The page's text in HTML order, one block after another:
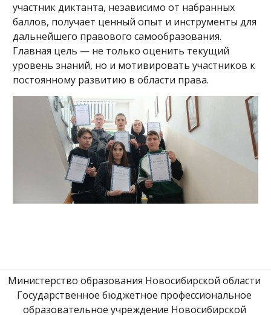
участник диктанта, независимо от набранных
баллов, получает ценный опыт и инструменты для
дальнейшего правового самообразования.
Главная цель — не только оценить текущий
уровень знаний, но и мотивировать участников к
постоянному развитию в области права.
Министерство образования Новосибирской области
Государственное бюджетное профессиональное
образовательное учреждение Новосибирской